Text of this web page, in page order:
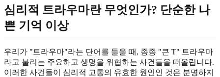
심리적 트라우마란 무엇인가? 단순한 나
쁜 기억 이상
우리가 "트라우마"라는 단어를 들을 때, 종종 "큰 T" 트라우마
라고 불리는 주요하고 생명을 위협하는 사건들을 떠올립니다.
이러한 사건들이 심리적 고통의 유효한 원인인 것은 분명하지